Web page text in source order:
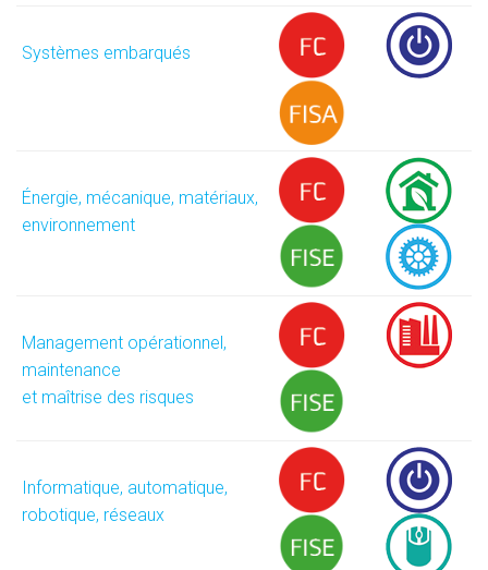
Systèmes embarqués
Énergie, mécanique, matériaux,
environnement
Management opérationnel,
maintenance
et maîtrise des risques
Informatique, automatique,
robotique, réseaux